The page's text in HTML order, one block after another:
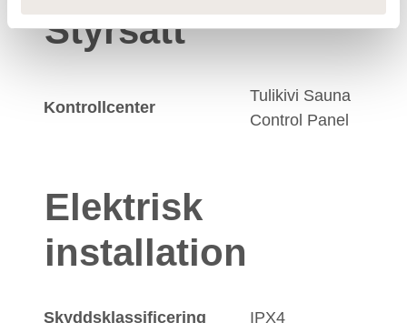
Styrsätt
Kontrollcenter
Tulikivi Sauna
Control Panel
Elektrisk
installation
Skyddsklassificering IPX4